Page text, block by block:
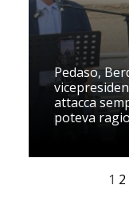
Pedaso,
attacca
poteva
1 2